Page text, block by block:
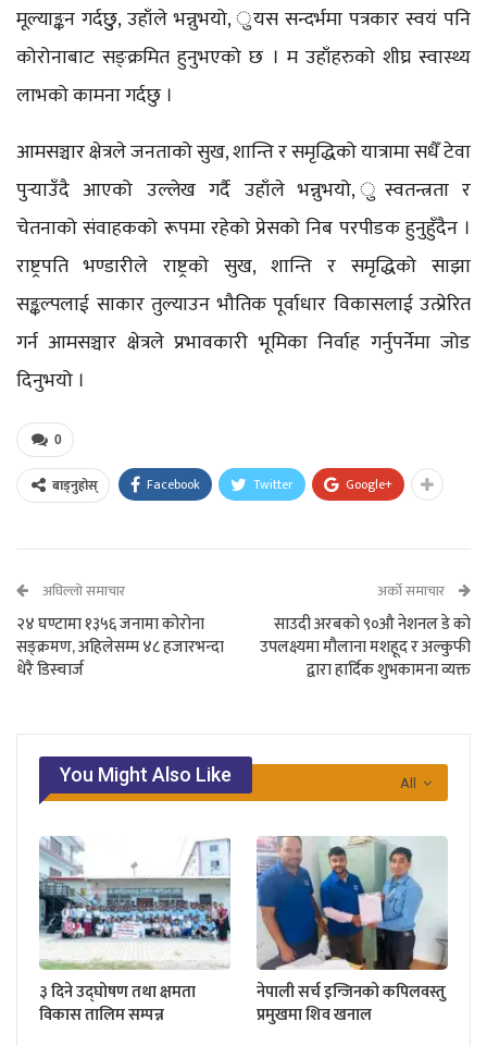
मूल्याङ्कन गर्दछुु, उहाँले भन्नुभयो, ुयस सन्दर्भमा पत्रकार स्वयं पनि
कोरोनाबाट सङ्क्रमित हुनुभएको छ । म उहाँहरुको शीघ्र स्वास्थ्य
लाभको कामना गर्दछु ।
आमसञ्चार क्षेत्रले जनताको सुख, शान्ति र समृद्धिको यात्रामा सधैँ टेवा
पुर्‍याउँदै आएको उल्लेख गर्दै उहाँले भन्नुभयो, ुस्वतन्त्रता र
चेतनाको संवाहकको रूपमा रहेको प्रेसको निब परपीडक हुनुहुँदैन ।
राष्ट्रपति भण्डारीले राष्ट्रको सुख, शान्ति र समृद्धिको साझा
सङ्कल्पलाई साकार तुल्याउन भौतिक पूर्वाधार विकासलाई उत्प्रेरित
गर्न आमसञ्चार क्षेत्रले प्रभावकारी भूमिका निर्वाह गर्नुपर्नेमा जोड
दिनुभयो ।
0
बाड्नुहोस् Facebook Twitter Google+
अघिल्लो समाचार
२४ घण्टामा १३५६ जनामा कोरोना
सङ्क्रमण, अहिलेसम्म ४८ हजारभन्दा
धेरै डिस्चार्ज
अर्को समाचार
साउदी अरबको ९०औ नेशनल डे को
उपलक्ष्यमा मौलाना मशहूद र अल्कुफी
द्वारा हार्दिक शुभकामना व्यक्त
All
You Might Also Like
३ दिने उद्घोषण तथा क्षमता
विकास तालिम सम्पन्न
नेपाली सर्च इन्जिनको कपिलवस्तु
प्रमुखमा शिव खनाल